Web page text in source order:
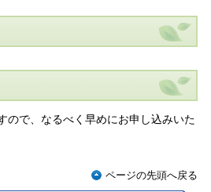
ので、なるべく早めにお申し込みいた
ページの先頭へ戻る